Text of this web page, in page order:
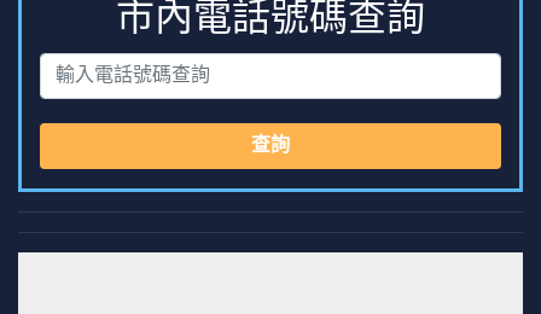
市內電話號碼查詢
查詢